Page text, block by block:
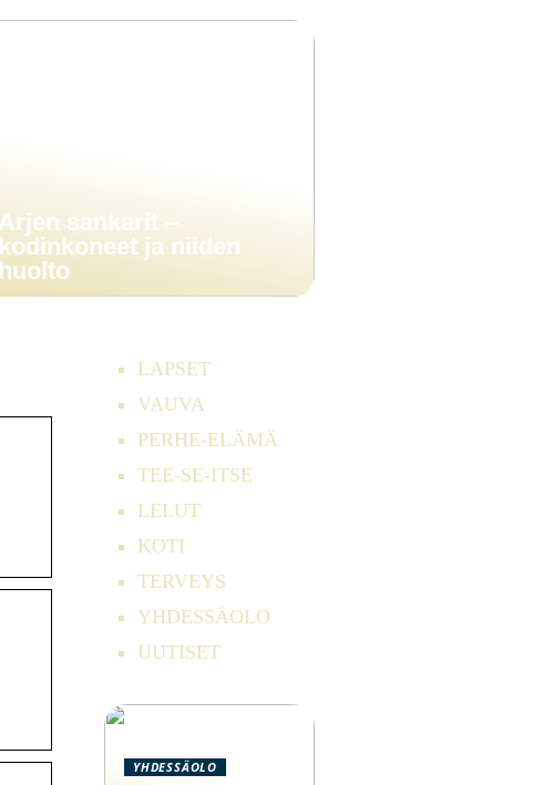
Arjen sankarit –
kodinkoneet ja niiden
huolto
LAPSET
VAUVA
PERHE-ELÄMÄ
TEE-SE-ITSE
LELUT
KOTI
TERVEYS
YHDESSÄOLO
UUTISET
YHDESSÄOLO